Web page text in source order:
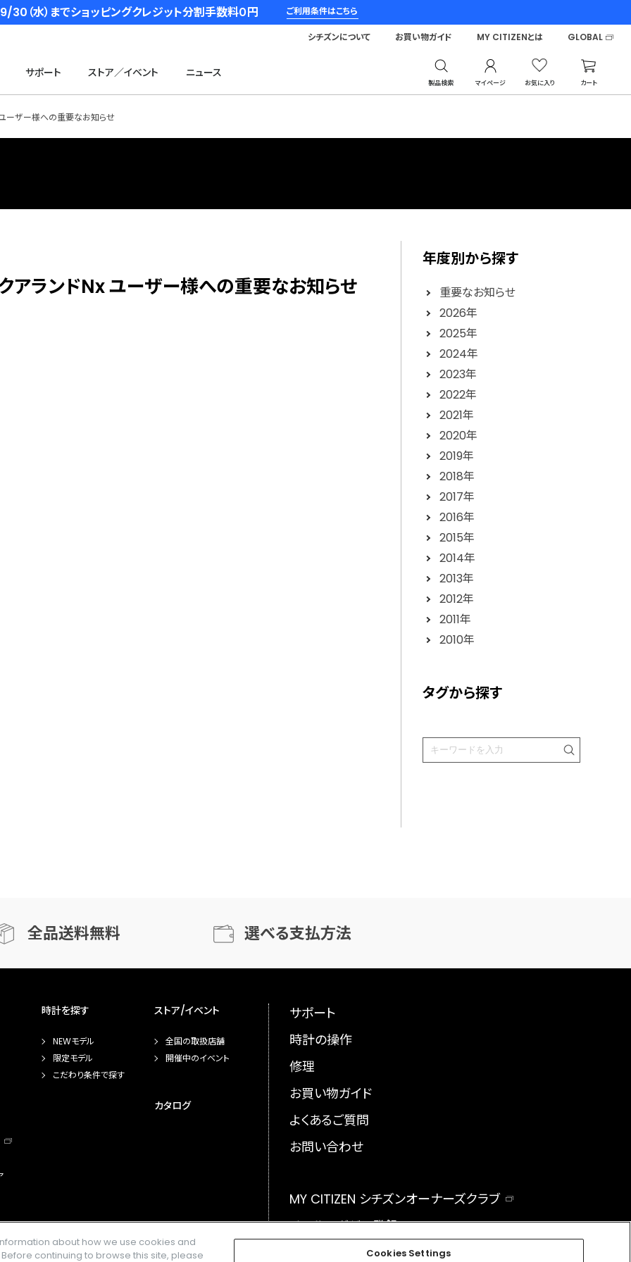
（水）までショッピングクレジット分割手数料０円 ご利用条件はこちら
サポート ストア／イベント ニュース
製品検索 マイページ お気に入り カート
シチズンについて お買い物ガイド MY CITIZENとは GLOBAL
ーザー様への重要なお知らせ
アランドNx ユーザー様への重要なお知らせ
年度別から探す
重要なお知らせ
2026年
2025年
2024年
2023年
2022年
2021年
2020年
2019年
2018年
2017年
2016年
2015年
2014年
2013年
2012年
2011年
2010年
タグから探す
全品送料無料 選べる支払方法
時計を探す
NEWモデル
限定モデル
こだわり条件で探す
ストア/イベント
全国の取扱店舗
開催中のイベント
カタログ
サポート
時計の操作
修理
お買い物ガイド
よくあるご質問
お問い合わせ
MY CITIZEN シチズンオーナーズクラブ
メールマガジン登録
about how we use cookies and
Before continuing to browse this site, please Cookies Settings